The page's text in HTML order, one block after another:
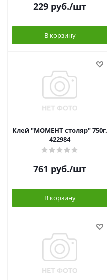
229 руб./шт
В корзину
Клей "МОМЕНТ столяр" 750г.
422984
761 руб./шт
В корзину